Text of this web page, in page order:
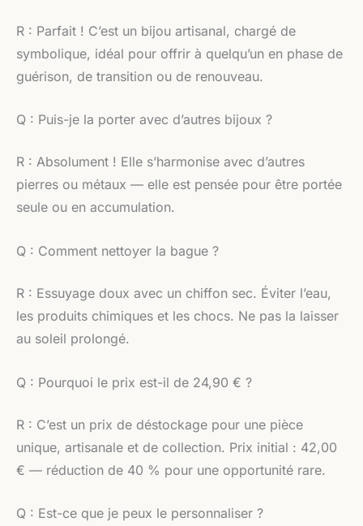
R : Parfait ! C’est un bijou artisanal, chargé de
symbolique, idéal pour offrir à quelqu’un en phase de
guérison, de transition ou de renouveau.
Q : Puis-je la porter avec d’autres bijoux ?
R : Absolument ! Elle s’harmonise avec d’autres
pierres ou métaux — elle est pensée pour être portée
seule ou en accumulation.
Q : Comment nettoyer la bague ?
R : Essuyage doux avec un chiffon sec. Éviter l’eau,
les produits chimiques et les chocs. Ne pas la laisser
au soleil prolongé.
Q : Pourquoi le prix est-il de 24,90 € ?
R : C’est un prix de déstockage pour une pièce
unique, artisanale et de collection. Prix initial : 42,00
€ — réduction de 40 % pour une opportunité rare.
Q : Est-ce que je peux le personnaliser ?